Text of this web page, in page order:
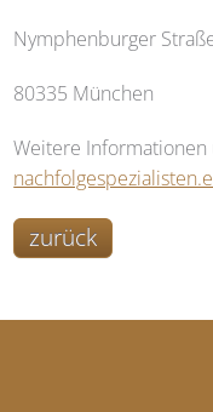
Nymphenburger
80335 München
Weitere Informationen
zurück